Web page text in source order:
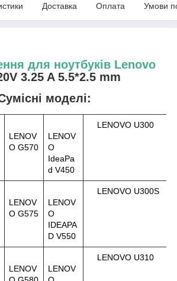
Доставка Оплата Умови
для ноутбуків Lenovo
3.25 A 5.5*2.5 mm
моделі:
LENOV
O G570
LENOV
O
IdeaPa
d V450
LENOVO U300
LENOV
O G575
LENOV
O
IDEAPA
D V550
LENOVO U300S
LENOV
LENOV
LENOVO U310